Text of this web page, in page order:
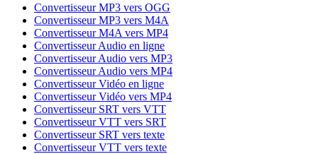
Convertisseur MP3 vers OGG
Convertisseur MP3 vers M4A
Convertisseur M4A vers MP4
Convertisseur Audio en ligne
Convertisseur Audio vers MP3
Convertisseur Audio vers MP4
Convertisseur Vidéo en ligne
Convertisseur Vidéo vers MP4
Convertisseur SRT vers VTT
Convertisseur VTT vers SRT
Convertisseur SRT vers texte
Convertisseur VTT vers texte